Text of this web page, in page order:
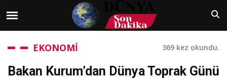
EKONOMİ 369 kez okundu.
Bakan Kurum’dan Dünya Toprak Günü